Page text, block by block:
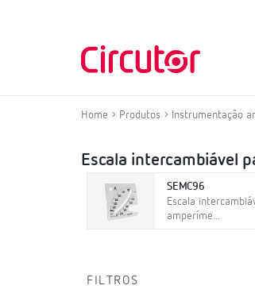
Home Produtos Instrumentação
Escala intercambiável
SEMC96
Escala
amperíme...
FILTROS